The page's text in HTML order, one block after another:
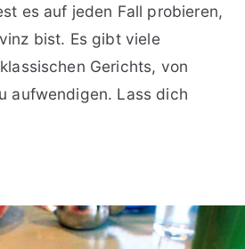
es auf jeden Fall probieren,
bist. Es gibt viele
Gerichts, von
aufwendigen. Lass dich